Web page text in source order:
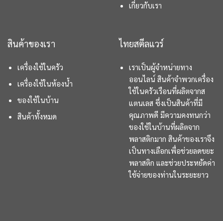
เกี่ยวกับเรา
สินค้าของเรา
เครื่องใช้ในครัว
เครื่องใช้ในห้องน้ำ
ของใช้ในบ้าน
สินค้าทั้งหมด
ไทยสตีลแวร์
เราเป็นผู้จำหน่ายทาง
ออนไลน์ สินค้าจำพวกเครื่อง
ใช้ในครัวเรือนที่ผลิตจากส
แตนเลส ซึ่งเป็นสินค้าที่มี
คุณภาพดี มีความคงทนกว่า
ของใช้ในบ้านที่ผลิตจาก
พลาสติกมาก สินค้าของเราจึง
เป็นทางเลือกเพื่อช่วยลดขยะ
พลาสติก และช่วยประหยัดค่า
ใช้จ่ายของท่านในระยะยาว